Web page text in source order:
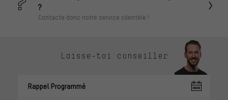
?
Contacte donc notre service clientèle !
Laisse-toi conseiller
Rappel Programmé